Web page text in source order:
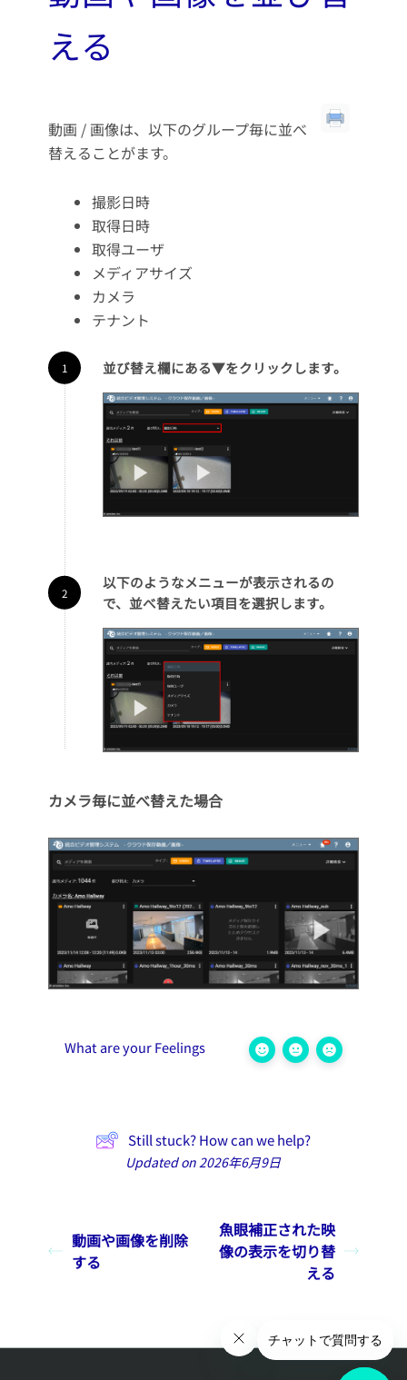
える
動画 / 画像は、以下のグループ毎に並べ
替えることがます。
撮影日時
取得日時
取得ユーザ
メディアサイズ
カメラ
テナント
並び替え欄にある▼をクリックします。
以下のようなメニューが表示されるの
で、並べ替えたい項目を選択します。
カメラ毎に並べ替えた場合
What are your Feelings
Still stuck? How can we help?
Updated on 2026年6月9日
動画や画像を削除
する
魚眼補正された映
像の表示を切り替
える